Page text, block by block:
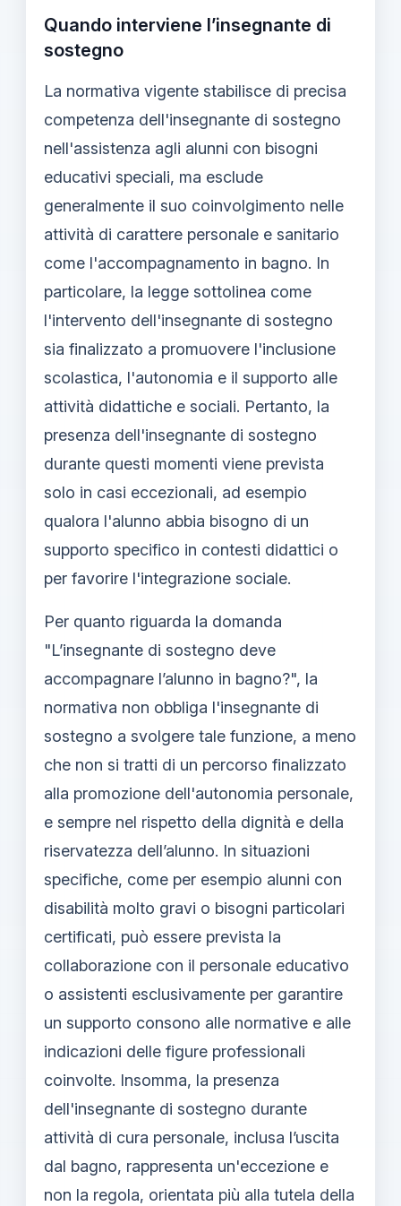
Quando interviene l’insegnante di
sostegno
La normativa vigente stabilisce di precisa
competenza dell'insegnante di sostegno
nell'assistenza agli alunni con bisogni
educativi speciali, ma esclude
generalmente il suo coinvolgimento nelle
attività di carattere personale e sanitario
come l'accompagnamento in bagno. In
particolare, la legge sottolinea come
l'intervento dell'insegnante di sostegno
sia finalizzato a promuovere l'inclusione
scolastica, l'autonomia e il supporto alle
attività didattiche e sociali. Pertanto, la
presenza dell'insegnante di sostegno
durante questi momenti viene prevista
solo in casi eccezionali, ad esempio
qualora l'alunno abbia bisogno di un
supporto specifico in contesti didattici o
per favorire l'integrazione sociale.
Per quanto riguarda la domanda
"L’insegnante di sostegno deve
accompagnare l’alunno in bagno?", la
normativa non obbliga l'insegnante di
sostegno a svolgere tale funzione, a meno
che non si tratti di un percorso finalizzato
alla promozione dell'autonomia personale,
e sempre nel rispetto della dignità e della
riservatezza dell’alunno. In situazioni
specifiche, come per esempio alunni con
disabilità molto gravi o bisogni particolari
certificati, può essere prevista la
collaborazione con il personale educativo
o assistenti esclusivamente per garantire
un supporto consono alle normative e alle
indicazioni delle figure professionali
coinvolte. Insomma, la presenza
dell'insegnante di sostegno durante
attività di cura personale, inclusa l’uscita
dal bagno, rappresenta un'eccezione e
non la regola, orientata più alla tutela della